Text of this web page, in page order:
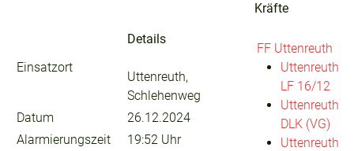
Einsatzort
Details
Uttenreuth,
Schlehenweg
Datum
26.12.2024
Alarmierungszeit
19:52 Uhr
Kräfte
FF Uttenreuth
Uttenreuth
LF 16/12
Uttenreuth
DLK (VG)
Uttenreuth